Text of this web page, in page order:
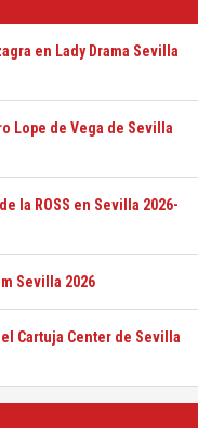
en Lady Drama Sevilla
Lope de Vega de Sevilla
la ROSS en Sevilla 2026-
Sevilla 2026
Cartuja Center de Sevilla